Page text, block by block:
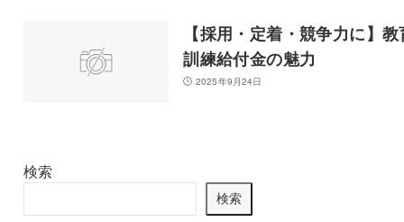
【採用・定着・競争力に】教
訓練給付金の魅力
2025年9月24日
検索
検索